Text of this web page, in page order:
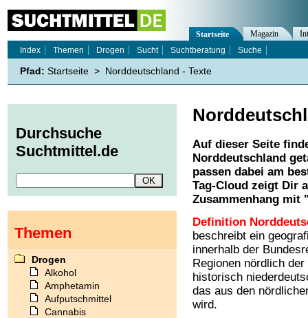
Auf dieser Seite
Norddeutschland
passen dabei am
Tag-Cloud zeigt Dir
Zusammenhang mit
Definition
beschreibt ein
innerhalb der
Regionen nördlich
historisch
das aus den
wird.
Startseite Magazin
Index
Themen Drogen Sucht Suchtberatung Suche
Pfad: Startseite > Norddeutschland - Texte
Durchsuche
Suchtmittel.de
Themen
Drogen
Alkohol
Amphetamin
Aufputschmittel
Cannabis